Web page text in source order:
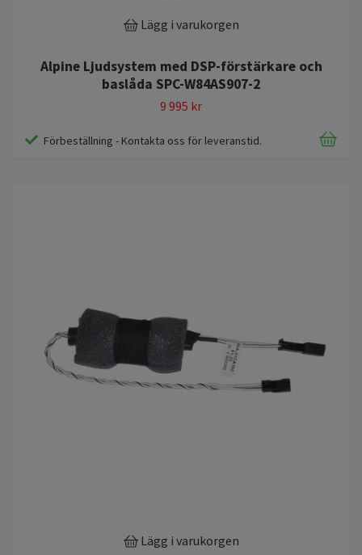
Lägg i varukorgen
Alpine Ljudsystem med DSP-förstärkare och
baslåda SPC-W84AS907-2
9 995 kr
Förbeställning - Kontakta oss för leveranstid.
Lägg i varukorgen